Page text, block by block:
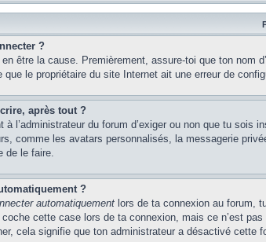
?
être la cause. Premièrement, assure-toi que ton
le propriétaire du site Internet ait une erreur de
après tout ?
l’administrateur du forum d’exiger ou non que tu
comme les avatars personnalisés, la messagerie
de le faire.
?
automatiquement lors de ta connexion au forum,
cette case lors de ta connexion, mais ce n’est
cela signifie que ton administrateur a désactivé cette